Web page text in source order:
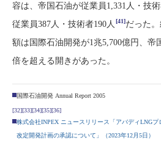
容は、帝国石油が従業員1,331人・技
従業員387人・技術者190人 [41]だった
額は国際石油開発が1兆5,700億円、帝
倍を超える開きがあった。
国際石油開発 Annual Report 2005
[32][33][34][35][36]
株式会社INPEX ニュースリリース「アバディLNG
改定開発計画の承認について」（2023年12月5日）